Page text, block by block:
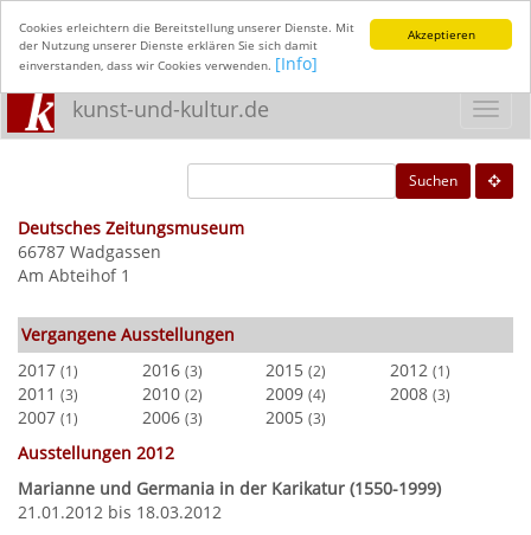
Akzeptieren
Cookies erleichtern die Bereitstellung unserer Dienste. Mit
der Nutzung unserer Dienste erklären Sie sich damit
einverstanden, dass wir Cookies verwenden. [Info]
kunst-und-kultur.de
Suchen
Deutsches Zeitungsmuseum
66787 Wadgassen
Am Abteihof 1
Vergangene Ausstellungen
2017 (1) 2016 (3) 2015 (2) 2012 (1)
2011 (3) 2010 (2) 2009 (4) 2008 (3)
2007 (1) 2006 (3) 2005 (3)
Ausstellungen 2012
Marianne und Germania in der Karikatur (1550-1999)
21.01.2012 bis 18.03.2012